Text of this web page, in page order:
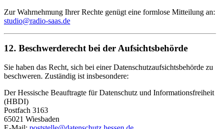
Zur Wahrnehmung Ihrer Rechte genügt eine formlose Mitteilung an:
studio@radio-saas.de
12. Beschwerderecht bei der Aufsichtsbehörde
Sie haben das Recht, sich bei einer Datenschutzaufsichtsbehörde zu
beschweren. Zuständig ist insbesondere:
Der Hessische Beauftragte für Datenschutz und Informationsfreiheit
(HBDI)
Postfach 3163
65021 Wiesbaden